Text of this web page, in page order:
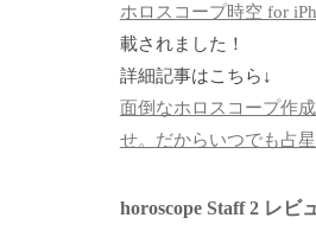
ホロスコープ時空 for
載されました！
詳細記事はこちら↓
面倒なホロスコープ作
せ。だからいつでも占星
horoscope Staff 2 レビ